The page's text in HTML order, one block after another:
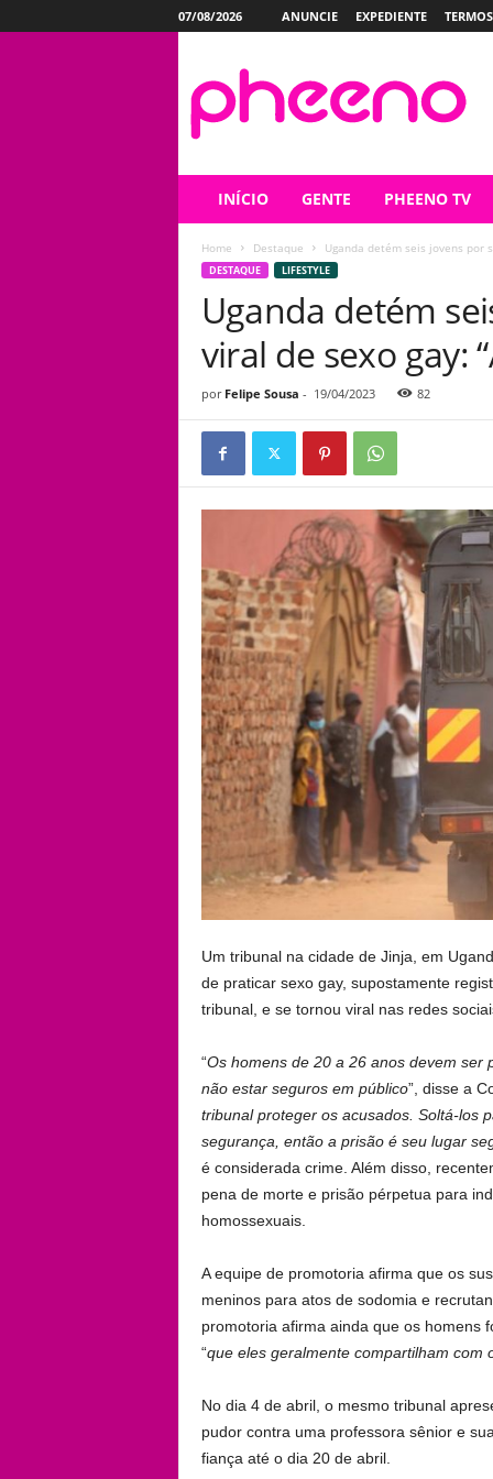
07/08/2026 ANUNCIE EXPEDIENTE
INÍCIO GENTE PHEENO TV
Home Destaque Uganda detém seis jovens por
DESTAQUE LIFESTYLE
Uganda detém
viral de sexo gay:
por Felipe Sousa - 19/04/2023 82
Um tribunal na cidade de Jinja, em
de praticar sexo gay, supostamente
tribunal, e se tornou viral nas redes
“Os homens de 20 a 26 anos devem ser
não estar seguros em público”, disse a
tribunal proteger os acusados. Soltá-los
segurança, então a prisão é seu lugar
é considerada crime. Além disso,
pena de morte e prisão pérpetua para
homossexuais.
A equipe de promotoria afirma que os
meninos para atos de sodomia e
promotoria afirma ainda que os homens
“que eles geralmente compartilham com
No dia 4 de abril, o mesmo tribunal
pudor contra uma professora sênior e
fiança até o dia 20 de abril.